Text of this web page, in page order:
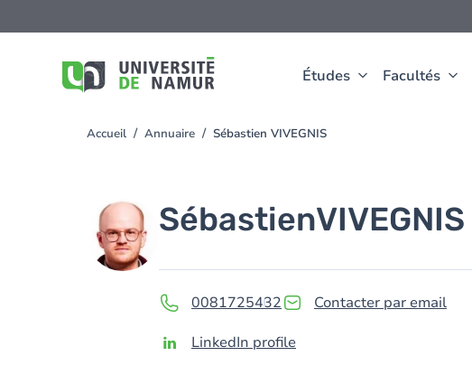
Études Facultés
au
You
Accueil Annuaire Sébastien VIVEGNIS
Image SébastienVIVEGNIS
0081725432
Contacter par email
LinkedIn profile